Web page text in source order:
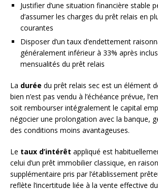
Justifier d’une situation financière stable
d’assumer les charges du prêt relais en
courantes
Disposer d’un taux d’endettement
généralement inférieur à 33% après
mensualités du prêt relais
La durée du prêt relais sec est un élément
bien n’est pas vendu à l’échéance prévue,
soit rembourser intégralement le capital
négocier une prolongation avec la banque,
des conditions moins avantageuses.
Le taux d’intérêt appliqué est
celui d’un prêt immobilier classique, en
supplémentaire pris par l’établissement
reflète l’incertitude liée à la vente effective